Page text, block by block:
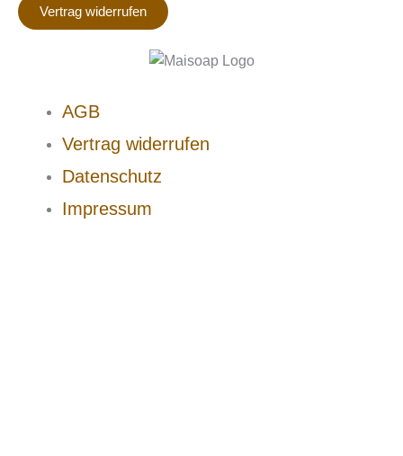
Vertrag widerrufen
AGB
Vertrag widerrufen
Datenschutz
Impressum